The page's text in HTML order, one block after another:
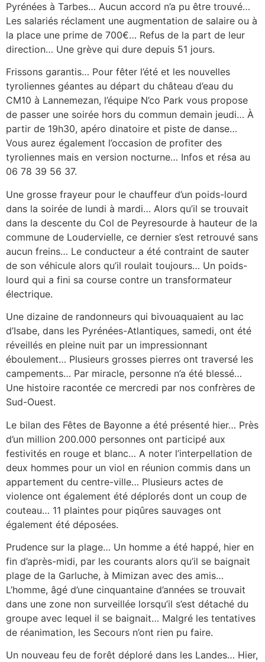
Pyrénées à Tarbes… Aucun accord n’a pu être trouvé…
Les salariés réclament une augmentation de salaire ou à
la place une prime de 700€… Refus de la part de leur
direction… Une grève qui dure depuis 51 jours.
Frissons garantis… Pour fêter l’été et les nouvelles
tyroliennes géantes au départ du château d’eau du
CM10 à Lannemezan, l’équipe N’co Park vous propose
de passer une soirée hors du commun demain jeudi… À
partir de 19h30, apéro dinatoire et piste de danse…
Vous aurez également l’occasion de profiter des
tyroliennes mais en version nocturne… Infos et résa au
06 78 39 56 37.
Une grosse frayeur pour le chauffeur d’un poids-lourd
dans la soirée de lundi à mardi… Alors qu’il se trouvait
dans la descente du Col de Peyresourde à hauteur de la
commune de Loudervielle, ce dernier s’est retrouvé sans
aucun freins… Le conducteur a été contraint de sauter
de son véhicule alors qu’il roulait toujours… Un poids-
lourd qui a fini sa course contre un transformateur
électrique.
Une dizaine de randonneurs qui bivouaquaient au lac
d’Isabe, dans les Pyrénées-Atlantiques, samedi, ont été
réveillés en pleine nuit par un impressionnant
éboulement… Plusieurs grosses pierres ont traversé les
campements… Par miracle, personne n’a été blessé…
Une histoire racontée ce mercredi par nos confrères de
Sud-Ouest.
Le bilan des Fêtes de Bayonne a été présenté hier… Près
d’un million 200.000 personnes ont participé aux
festivités en rouge et blanc… A noter l’interpellation de
deux hommes pour un viol en réunion commis dans un
appartement du centre-ville… Plusieurs actes de
violence ont également été déplorés dont un coup de
couteau… 11 plaintes pour piqûres sauvages ont
également été déposées.
Prudence sur la plage… Un homme a été happé, hier en
fin d’après-midi, par les courants alors qu’il se baignait
plage de la Garluche, à Mimizan avec des amis…
L’homme, âgé d’une cinquantaine d’années se trouvait
dans une zone non surveillée lorsqu’il s’est détaché du
groupe avec lequel il se baignait… Malgré les tentatives
de réanimation, les Secours n’ont rien pu faire.
Un nouveau feu de forêt déploré dans les Landes… Hier,